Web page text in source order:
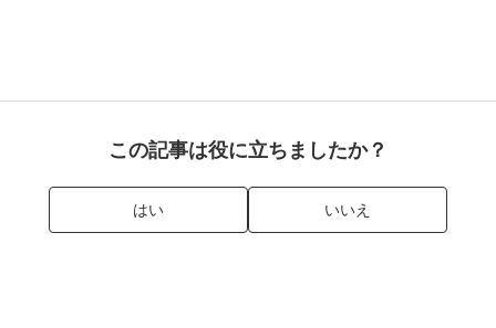
この記事は役に立ちましたか？
はい いいえ